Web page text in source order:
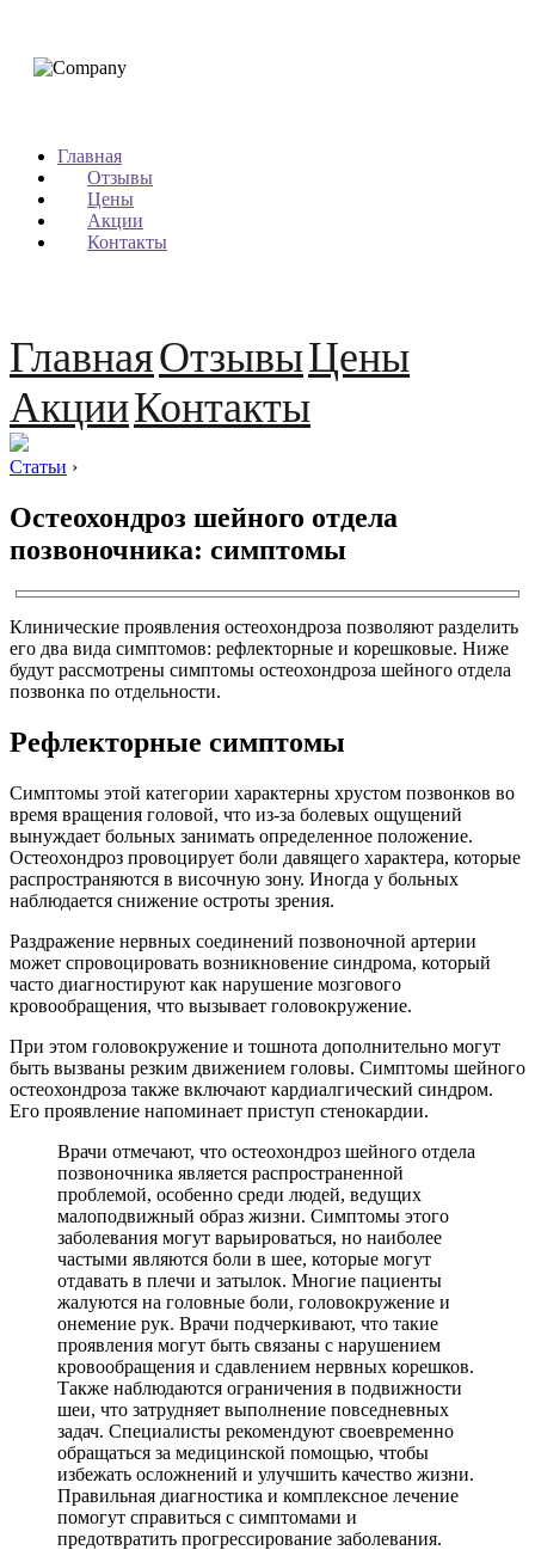
Главная
Отзывы
Цены
Акции
Контакты
ГлавнаяОтзывыЦены
АкцииКонтакты
Статьи ›
Остеохондроз шейного отдела
позвоночника: симптомы
Клинические проявления остеохондроза позволяют разделить
его два вида симптомов: рефлекторные и корешковые. Ниже
будут рассмотрены симптомы остеохондроза шейного отдела
позвонка по отдельности.
Рефлекторные симптомы
Симптомы этой категории характерны хрустом позвонков во
время вращения головой, что из-за болевых ощущений
вынуждает больных занимать определенное положение.
Остеохондроз провоцирует боли давящего характера, которые
распространяются в височную зону. Иногда у больных
наблюдается снижение остроты зрения.
Раздражение нервных соединений позвоночной артерии
может спровоцировать возникновение синдрома, который
часто диагностируют как нарушение мозгового
кровообращения, что вызывает головокружение.
При этом головокружение и тошнота дополнительно могут
быть вызваны резким движением головы. Симптомы шейного
остеохондроза также включают кардиалгический синдром.
Его проявление напоминает приступ стенокардии.
Врачи отмечают, что остеохондроз шейного отдела
позвоночника является распространенной
проблемой, особенно среди людей, ведущих
малоподвижный образ жизни. Симптомы этого
заболевания могут варьироваться, но наиболее
частыми являются боли в шее, которые могут
отдавать в плечи и затылок. Многие пациенты
жалуются на головные боли, головокружение и
онемение рук. Врачи подчеркивают, что такие
проявления могут быть связаны с нарушением
кровообращения и сдавлением нервных корешков.
Также наблюдаются ограничения в подвижности
шеи, что затрудняет выполнение повседневных
задач. Специалисты рекомендуют своевременно
обращаться за медицинской помощью, чтобы
избежать осложнений и улучшить качество жизни.
Правильная диагностика и комплексное лечение
помогут справиться с симптомами и
предотвратить прогрессирование заболевания.